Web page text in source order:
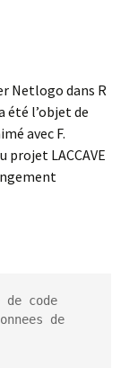
Netlogo dans R
été l’objet de
avec F.
projet LACCAVE
code
de